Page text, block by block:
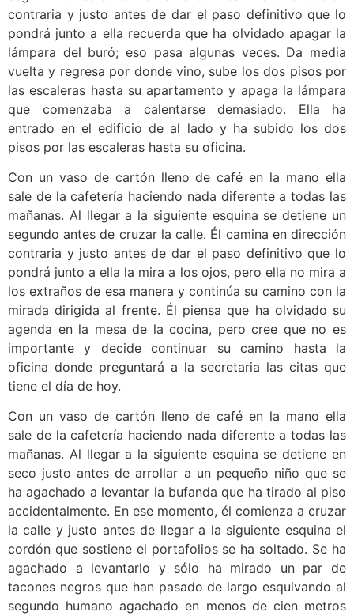
contraria y justo antes de dar el paso definitivo que lo
pondrá junto a ella recuerda que ha olvidado apagar la
lámpara del buró; eso pasa algunas veces. Da media
vuelta y regresa por donde vino, sube los dos pisos por
las escaleras hasta su apartamento y apaga la lámpara
que comenzaba a calentarse demasiado. Ella ha
entrado en el edificio de al lado y ha subido los dos
pisos por las escaleras hasta su oficina.
Con un vaso de cartón lleno de café en la mano ella
sale de la cafetería haciendo nada diferente a todas las
mañanas. Al llegar a la siguiente esquina se detiene un
segundo antes de cruzar la calle. Él camina en dirección
contraria y justo antes de dar el paso definitivo que lo
pondrá junto a ella la mira a los ojos, pero ella no mira a
los extraños de esa manera y continúa su camino con la
mirada dirigida al frente. Él piensa que ha olvidado su
agenda en la mesa de la cocina, pero cree que no es
importante y decide continuar su camino hasta la
oficina donde preguntará a la secretaria las citas que
tiene el día de hoy.
Con un vaso de cartón lleno de café en la mano ella
sale de la cafetería haciendo nada diferente a todas las
mañanas. Al llegar a la siguiente esquina se detiene en
seco justo antes de arrollar a un pequeño niño que se
ha agachado a levantar la bufanda que ha tirado al piso
accidentalmente. En ese momento, él comienza a cruzar
la calle y justo antes de llegar a la siguiente esquina el
cordón que sostiene el portafolios se ha soltado. Se ha
agachado a levantarlo y sólo ha mirado un par de
tacones negros que han pasado de largo esquivando al
segundo humano agachado en menos de cien metros